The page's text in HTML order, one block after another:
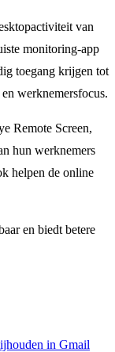
van
monitoring-app
toegang krijgen tot
werknemersfocus.
Remote Screen,
hun werknemers
helpen de online
en biedt betere
in Gmail